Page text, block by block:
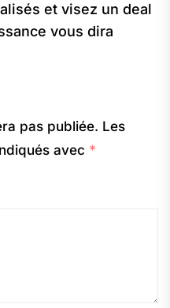
et visez un deal
vous dira
pas publiée. Les
avec *